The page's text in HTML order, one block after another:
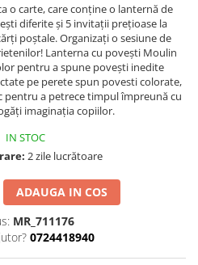
o carte, care conține o lanternă de
diferite și 5 invitații prețioase la
poștale. Organizați o sesiune de
Lanterna cu povești Moulin
pentru a spune povești inedite
pe perete spun povesti colorate,
pentru a petrece timpul împreună cu
imaginația copiilor.
IN STOC
2 zile lucrătoare
ADAUGA IN COS
MR_711176
0724418940